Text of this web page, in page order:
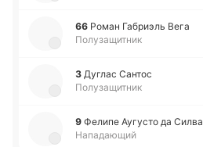
66 Роман Га­бриэль Вега
Полузащитник
3 Дуглас Сантос
Полузащитник
9 Фелипе Ау­гу­сто да Силва
Нападающий